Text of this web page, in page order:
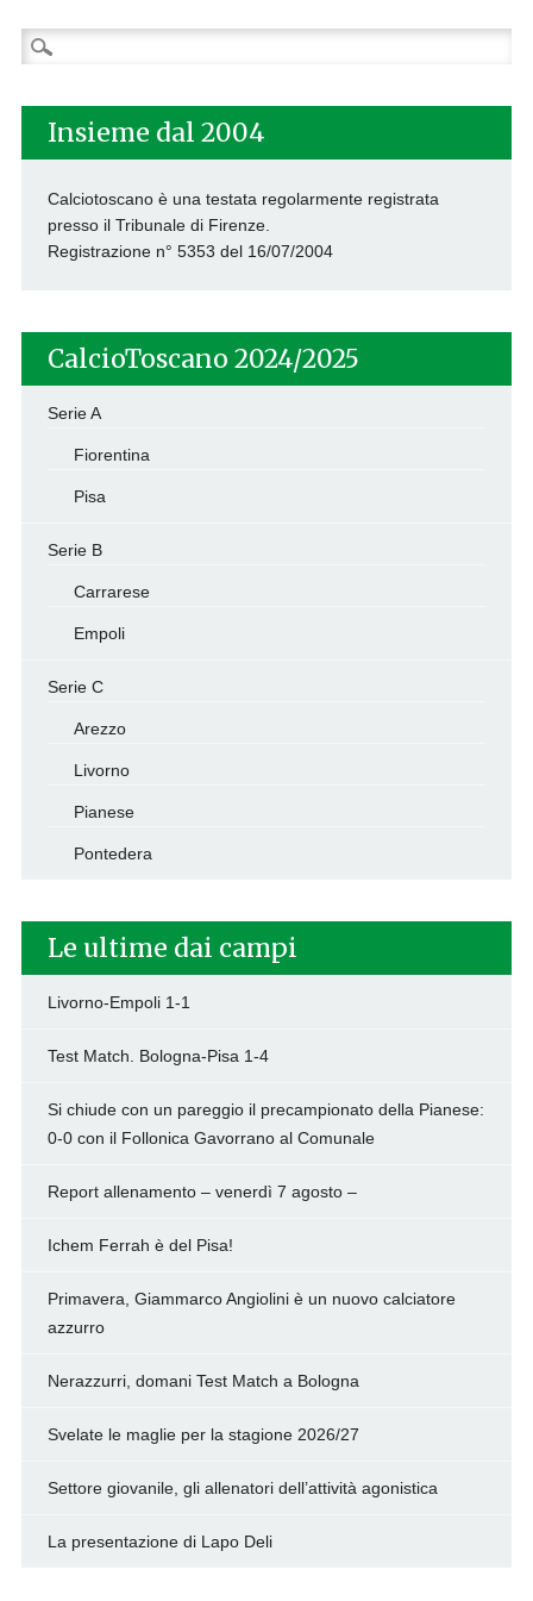
Ricerca
per:
Insieme dal 2004
Calciotoscano è una testata regolarmente registrata
presso il Tribunale di Firenze.
Registrazione n° 5353 del 16/07/2004
CalcioToscano 2024/2025
Serie A
Fiorentina
Pisa
Serie B
Carrarese
Empoli
Serie C
Arezzo
Livorno
Pianese
Pontedera
Le ultime dai campi
Livorno-Empoli 1-1
Test Match. Bologna-Pisa 1-4
Si chiude con un pareggio il precampionato della Pianese:
0-0 con il Follonica Gavorrano al Comunale
Report allenamento – venerdì 7 agosto –
Ichem Ferrah è del Pisa!
Primavera, Giammarco Angiolini è un nuovo calciatore
azzurro
Nerazzurri, domani Test Match a Bologna
Svelate le maglie per la stagione 2026/27
Settore giovanile, gli allenatori dell’attività agonistica
La presentazione di Lapo Deli